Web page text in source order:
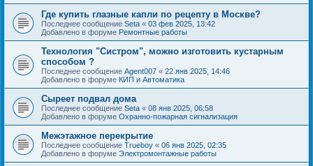
Где купить глазные капли по рецепту в Москве?
Последнее сообщение Seta « 03 фев 2025, 13:42
Добавлено в форуме Ремонтные работы
Технология "Систром", можно изготовить кустарным
способом ?
Последнее сообщение Agent007 « 22 янв 2025, 14:46
Добавлено в форуме КИП и Автоматика
Сыреет подвал дома
Последнее сообщение Seta « 08 янв 2025, 06:58
Добавлено в форуме Охранно-пожарная сигнализация
Межэтажное перекрытие
Последнее сообщение Trueboy « 06 янв 2025, 02:35
Добавлено в форуме Электромонтажные работы